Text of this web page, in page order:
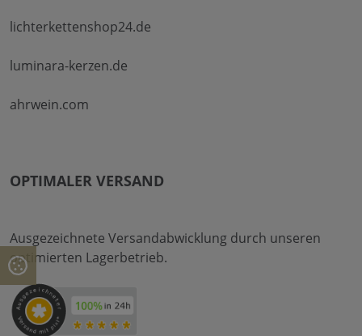
lichterkettenshop24.de
luminara-kerzen.de
ahrwein.com
OPTIMALER VERSAND
Ausgezeichnete Versandabwicklung durch unseren
optimierten Lagerbetrieb.